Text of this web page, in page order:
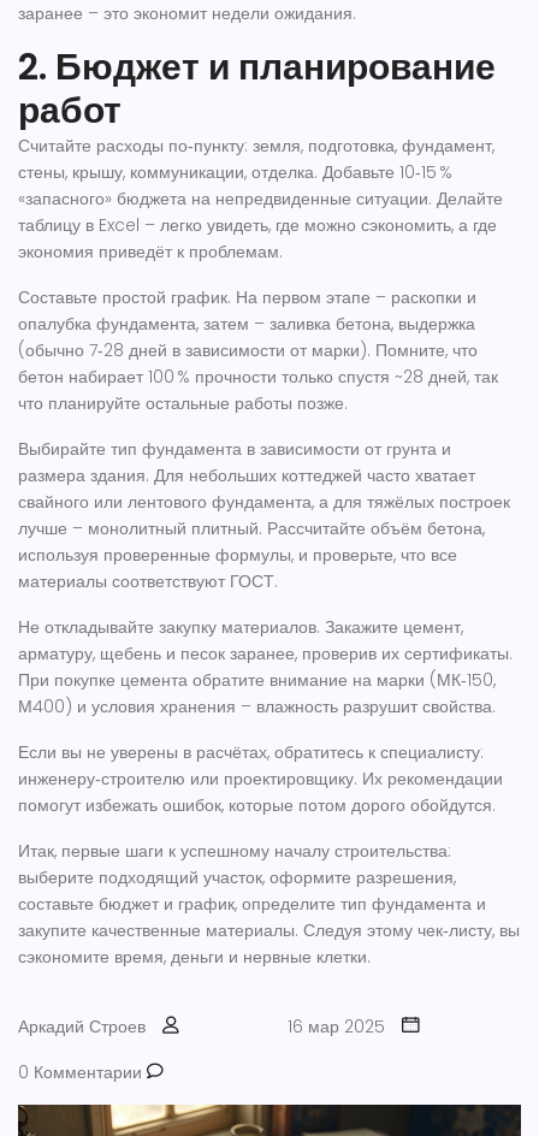
заранее – это экономит недели ожидания.
2. Бюджет и планирование
работ
Считайте расходы по‑пункту: земля, подготовка, фундамент,
стены, крышу, коммуникации, отделка. Добавьте 10‑15 %
«запасного» бюджета на непредвиденные ситуации. Делайте
таблицу в Excel – легко увидеть, где можно сэкономить, а где
экономия приведёт к проблемам.
Составьте простой график. На первом этапе – раскопки и
опалубка фундамента, затем – заливка бетона, выдержка
(обычно 7‑28 дней в зависимости от марки). Помните, что
бетон набирает 100 % прочности только спустя ~28 дней, так
что планируйте остальные работы позже.
Выбирайте тип фундамента в зависимости от грунта и
размера здания. Для небольших коттеджей часто хватает
свайного или лентового фундамента, а для тяжёлых построек
лучше – монолитный плитный. Рассчитайте объём бетона,
используя проверенные формулы, и проверьте, что все
материалы соответствуют ГОСТ.
Не откладывайте закупку материалов. Закажите цемент,
арматуру, щебень и песок заранее, проверив их сертификаты.
При покупке цемента обратите внимание на марки (МК‑150,
М400) и условия хранения – влажность разрушит свойства.
Если вы не уверены в расчётах, обратитесь к специалисту:
инженеру‑строителю или проектировщику. Их рекомендации
помогут избежать ошибок, которые потом дорого обойдутся.
Итак, первые шаги к успешному началу строительства:
выберите подходящий участок, оформите разрешения,
составьте бюджет и график, определите тип фундамента и
закупите качественные материалы. Следуя этому чек‑листу, вы
сэкономите время, деньги и нервные клетки.
Аркадий Строев
16 мар 2025
0 Комментарии